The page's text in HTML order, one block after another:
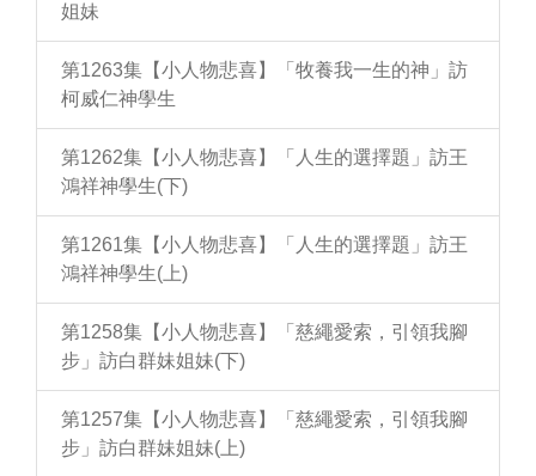
姐妹
第1263集【小人物悲喜】「牧養我一生的神」訪
柯威仁神學生
第1262集【小人物悲喜】「人生的選擇題」訪王
鴻祥神學生(下)
第1261集【小人物悲喜】「人生的選擇題」訪王
鴻祥神學生(上)
第1258集【小人物悲喜】「慈繩愛索，引領我腳
步」訪白群妹姐妹(下)
第1257集【小人物悲喜】「慈繩愛索，引領我腳
步」訪白群妹姐妹(上)